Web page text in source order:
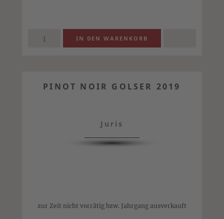
PINOT NOIR GOLSER 2019
Juris
zur Zeit nicht vorrätig bzw. Jahrgang ausverkauft